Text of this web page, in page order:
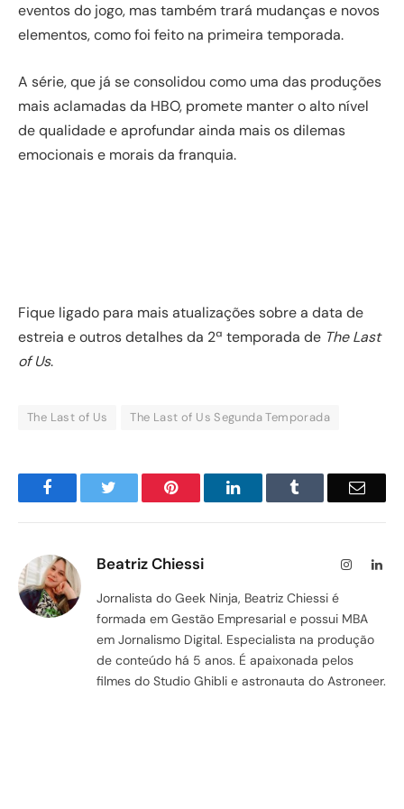
eventos do jogo, mas também trará mudanças e novos
elementos, como foi feito na primeira temporada.
A série, que já se consolidou como uma das produções
mais aclamadas da HBO, promete manter o alto nível
de qualidade e aprofundar ainda mais os dilemas
emocionais e morais da franquia.
Fique ligado para mais atualizações sobre a data de
estreia e outros detalhes da 2ª temporada de The Last
of Us.
The Last of Us The Last of Us Segunda Temporada
Facebook Pinterest LinkedIn Email
Beatriz Chiessi Instagram
Jornalista do Geek Ninja, Beatriz Chiessi é
formada em Gestão Empresarial e possui MBA
em Jornalismo Digital. Especialista na produção
de conteúdo há 5 anos. É apaixonada pelos
filmes do Studio Ghibli e astronauta do Astroneer.